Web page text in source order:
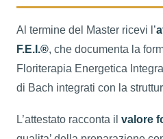
Al termine del Master ricevi l’
F.E.I.®, che documenta la
Floriterapia Energetica
di Bach integrati con la
L’attestato racconta il valore